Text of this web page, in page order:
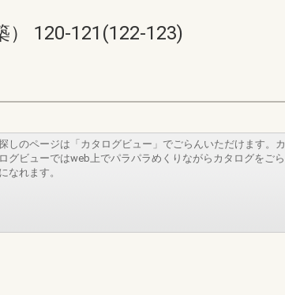
120-121(122-123)
しのページは「カタログビュー」でごらんいただけます。カ
グビューではweb上でパラパラめくりながらカタログをごら
なれます。